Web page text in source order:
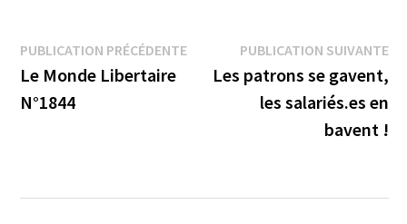
Navigation
de
l’article
PUBLICATION PRÉCÉDENTEPublication
précédente :
Le Monde Libertaire
N°1844
PUBLICATION SUIVANTE
Les patrons se gavent,
les salariés.es en
bavent !